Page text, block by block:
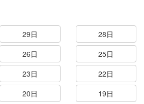
29日
28日
26日
25日
23日
22日
20日
19日